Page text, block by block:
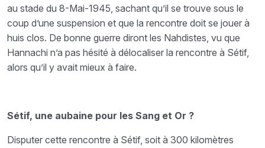
au stade du 8-Mai-1945, sachant qu’il se trouve sous le
coup d’une suspension et que la rencontre doit se jouer à
huis clos. De bonne guerre diront les Nahdistes, vu que
Hannachi n’a pas hésité à délocaliser la rencontre à Sétif,
alors qu’il y avait mieux à faire.
Sétif, une aubaine pour les Sang et Or ?
Disputer cette rencontre à Sétif, soit à 300 kilomètres